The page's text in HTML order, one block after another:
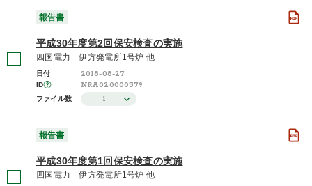
報告書
平成30年度第2回保安検査の実施
四国電力 伊方発電所1号炉 他
日付 2018-08-27
ID NRA020000579
ファイル数 1
報告書
平成30年度第1回保安検査の実施
四国電力 伊方発電所1号炉 他